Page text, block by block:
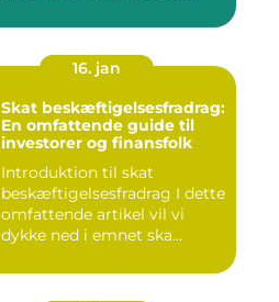
16. jan
Skat beskæftigelsesfradrag:
En omfattende guide til
investorer og finansfolk
Introduktion til skat
beskæftigelsesfradrag I dette
omfattende artikel vil vi
dykke ned i emnet ska...